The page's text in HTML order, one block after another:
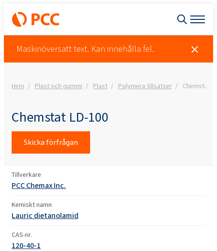
Maskinöversatt text. Kan innehålla fel.
Hem Plast och gummi Plast Polymera tillsatser Chemstat
Chemstat LD-100
Skicka förfrågan
Tillverkare
PCC Chemax Inc.
Kemiskt namn
Lauric dietanolamid
CAS-nr.
120-40-1